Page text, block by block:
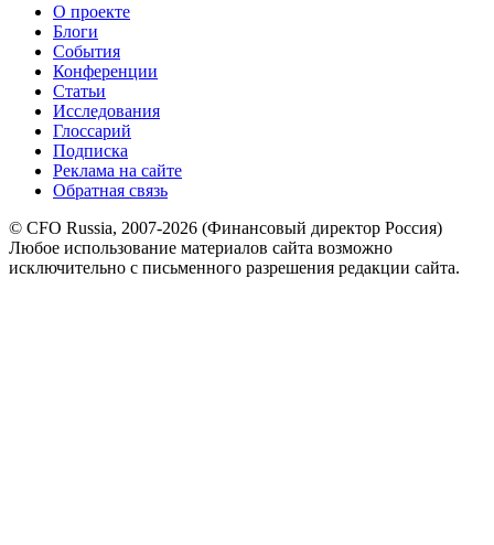
О проекте
Блоги
События
Конференции
Статьи
Исследования
Глоссарий
Подписка
Реклама на сайте
Обратная связь
© CFO Russia, 2007-2026 (Финансовый директор Россия)
Любое использование материалов сайта возможно
исключительно с письменного разрешения редакции сайта.